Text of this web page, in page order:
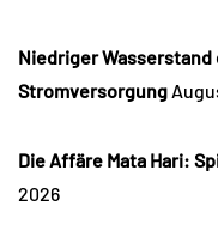
Niedriger
Stromversorgung
Die Affäre Mata Hari:
2026